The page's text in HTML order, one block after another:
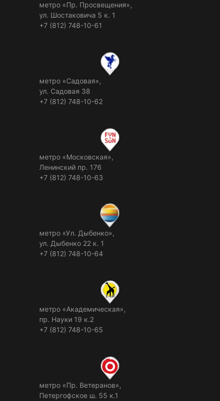
метро «Пр. Просвещения»,
ул. Шостаковича 5 к. 1
+7 (812) 748-10-61
метро «Садовая»,
ул. Садовая 38
+7 (812) 748-10-62
метро «Московская»,
Ленинский пр. 176
+7 (812) 748-10-63
метро «Ул. Дыбенко»,
ул. Дыбенко 22 к. 1
+7 (812) 748-10-64
метро «Академическая»,
пр. Науки 19 к.2
+7 (812) 748-10-65
метро «Пр. Ветеранов»,
Петергофское ш. 55 к.1